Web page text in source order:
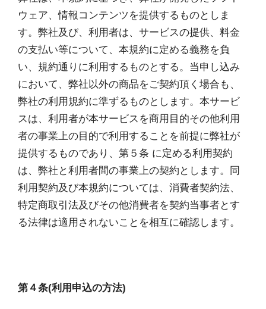
ウェア、情報コンテンツを提供するものとしま
す。弊社及び、利用者は、サービスの提供、料金
の支払い等について、本規約に定める義務を負
い、規約通りに利用するものとする。当申し込み
において、弊社以外の商品をご契約頂く場合も、
弊社の利用規約に準ずるものとします。本サービ
スは、利用者が本サービスを商用目的その他利用
者の事業上の目的で利用することを前提に弊社が
提供するものであり、第５条 に定める利用契約
は、弊社と利用者間の事業上の契約とします。同
利用契約及び本規約については、消費者契約法、
特定商取引法及びその他消費者を契約当事者とす
る法律は適用されないことを相互に確認します。
第４条(利用申込の方法)